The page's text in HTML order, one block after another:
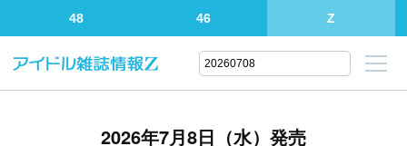
48 46 Z
2026年7月8日（水）発売